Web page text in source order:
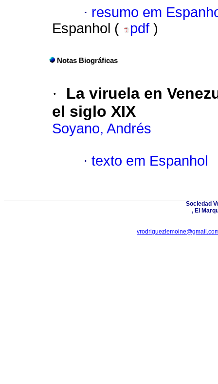
· resumo em
Espanhol (
pdf )
Notas Biográficas
·
La viruela en
el siglo XIX
Soyano, Andrés
· texto em Espanhol
Sociedad
, El